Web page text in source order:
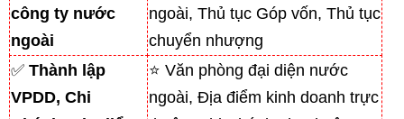
công ty nước
ngoài
ngoài, Thủ tục Góp vốn, Thủ tục
chuyển nhượng
✅ Thành lập
VPDD, Chi
⭐ Văn phòng đại diện nước
ngoài, Địa điểm kinh doanh trực